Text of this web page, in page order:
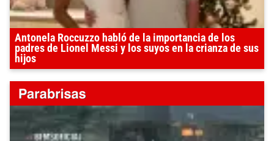
Antonela Roccuzzo habló de la importancia de los
padres de Lionel Messi y los suyos en la crianza de sus
hijos